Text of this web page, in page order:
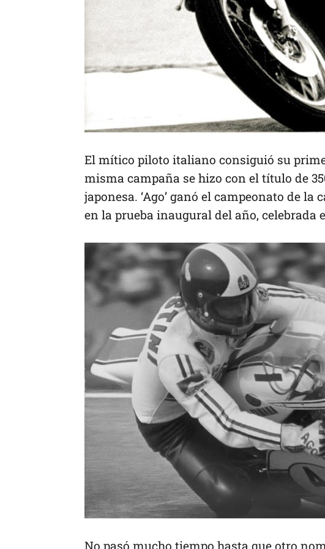
El mítico piloto italiano consiguió su
misma campaña se hizo con el título de
japonesa. ‘Ago’ ganó el campeonato de
en la prueba inaugural del año, celebrada
No pasó mucho tiempo hasta que otro